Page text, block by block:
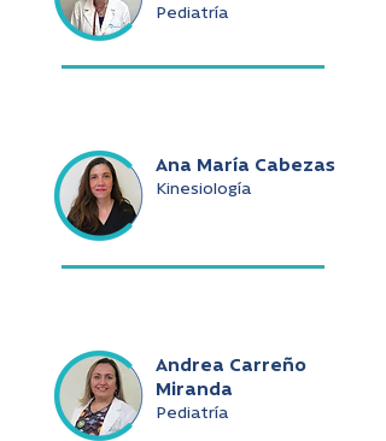
Pediatría
Ana María Cabezas
Kinesiología
Andrea Carreño
Miranda
Pediatría